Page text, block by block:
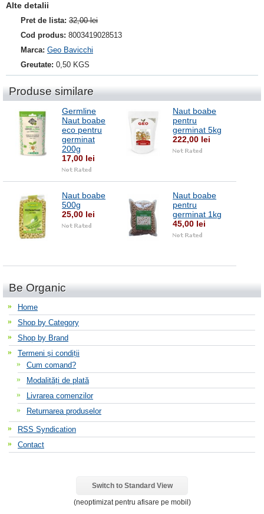
Alte detalii
Pret de lista: 32,00 lei
Cod produs: 8003419028513
Marca: Geo Bavicchi
Greutate: 0,50 KGS
Produse similare
Germline
Naut boabe
eco pentru
germinat
200g
17,00 lei
Naut boabe
pentru
germinat 5kg
222,00 lei
Naut boabe
500g
25,00 lei
Naut boabe
pentru
germinat 1kg
45,00 lei
Be Organic
Home
Shop by Category
Shop by Brand
Termeni și condiții
Cum comand?
Modalități de plată
Livrarea comenzilor
Returnarea produselor
RSS Syndication
Contact
Switch to Standard View
(neoptimizat pentru afisare pe mobil)